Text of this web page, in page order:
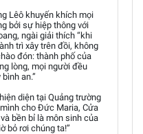
Lêô khuyến khích mọi
bởi sự hiệp thông với
ngài giải thích “khi
trì xây trên đồi, không
đón: thành phố của
lòng, mọi người đều
an.”
diện tại Quảng trường
cho Đức Maria, Cửa
bền bỉ là môn sinh của
bỏ rơi chúng ta!”